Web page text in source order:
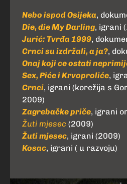
Nebo ispod Osijeka,
Die, die My Darling, igrani
Jurić: Tvrđa 1999,
Crnci su izdržali, a ja?,
Onaj koji ce ostati
Sex, Piće i Krvoproliće,
Crnci, igrani (korežija s
2009)
Zagrebačke priče, igrani
Žuti mjesec (2009)
Žuti mjesec, igrani (2009)
Kosac, igrani ( u razvoju)